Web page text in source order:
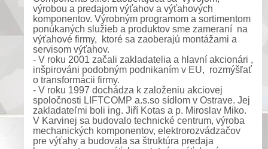
výrobou a predajom výťahov a výťahových
komponentov. Výrobným programom a sortimentom
ponúkaných služieb a produktov sme zameraní na
výťahové firmy, ktoré sa zaoberajú montážami a
servisom výťahov.
- V roku 2001 začali zakladatelia a hlavní akcionári ,
inšpirováni podobným podnikaním v EU, rozmýšľať
o transformácii firmy.
- V roku 1997 dochádza k založeniu akciovej
spoločnosti LIFTCOMP a.s.so sídlom v Ostrave. Jej
zakladateľmi boli ing. Jiří Kotas a p. Miroslav Miko.
V Karvinej sa budovalo technické centrum, výroba
mechanických komponentov, elektrorozvádzačov
pre výťahy a budovala sa štruktúra predaja